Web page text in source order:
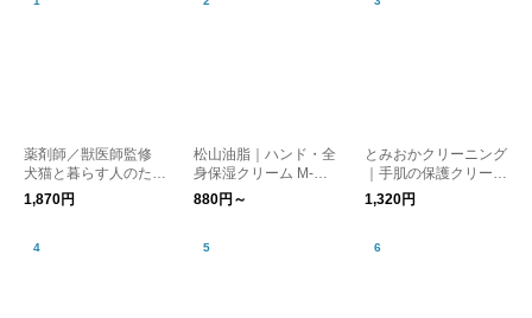
薬剤師／獣医師監修
犬猫と暮らす人のため
の 舐めても安心 セラ
ミドハンドクリーム 6
REAM
1,870円
松山油脂｜ハンド・全
身保湿クリーム M-ma
rk series
880円～
とみおかクリーニング
｜手肌の保護クリーム
30g
1,320円